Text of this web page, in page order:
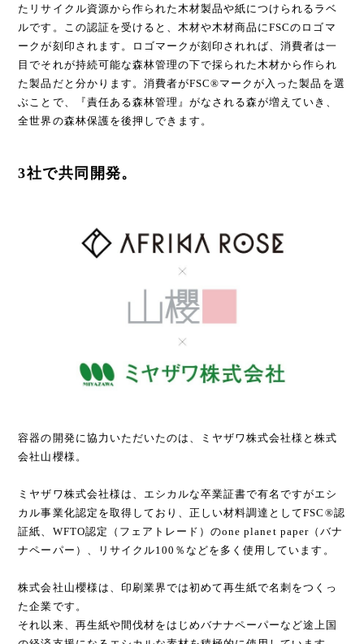
たリサイクル資源から作られた木材製品や紙につけられるラベ
ルです。この認証を受けると、木材や木材商品にFSCのロゴマ
ークが刻印されます。ロゴマークが刻印されれば、消費者は一
目でそれが持続可能な森林管理の下で採られた木材から作られ
た製品だと分かります。消費者がFSC®マークが入った製品を選
ぶことで、『責任ある森林管理』がなされる森が増えていき、
全世界の森林保護を後押しできます。
3社で共同開発。
容器の開発に協力いただいたのは、ミヤザワ株式会社様と株式
会社山櫻様。
ミヤザワ株式会社様は、エシカルな卒業証書で有名ですがエシ
カル事業化認定を取得しており、正しい材料調達としてFSC®認
証紙、WFTO認定（フェアトレード）のone planet paper（バナ
ナペーパー）、リサイクル100％などを多く使用しています。
株式会社山櫻様は、印刷業界では初めて再生紙で名刺をつくっ
た企業です。
それ以来、再生紙や間伐材をはじめバナナペーパーなど途上国